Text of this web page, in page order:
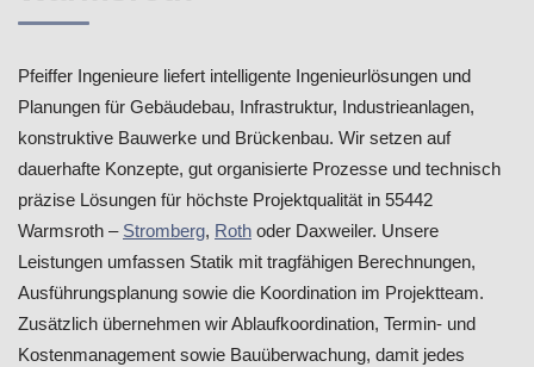
Pfeiffer Ingenieure liefert intelligente Ingenieurlösungen und
Planungen für Gebäudebau, Infrastruktur, Industrieanlagen,
konstruktive Bauwerke und Brückenbau. Wir setzen auf
dauerhafte Konzepte, gut organisierte Prozesse und technisch
präzise Lösungen für höchste Projektqualität in 55442
Warmsroth – Stromberg, Roth oder Daxweiler. Unsere
Leistungen umfassen Statik mit tragfähigen Berechnungen,
Ausführungsplanung sowie die Koordination im Projektteam.
Zusätzlich übernehmen wir Ablaufkoordination, Termin- und
Kostenmanagement sowie Bauüberwachung, damit jedes